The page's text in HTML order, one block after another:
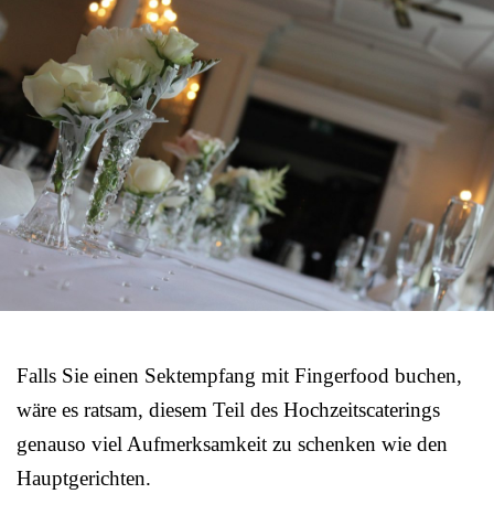
Falls Sie einen Sektempfang mit Fingerfood buchen,
wäre es ratsam, diesem Teil des Hochzeitscaterings
genauso viel Aufmerksamkeit zu schenken wie den
Hauptgerichten.